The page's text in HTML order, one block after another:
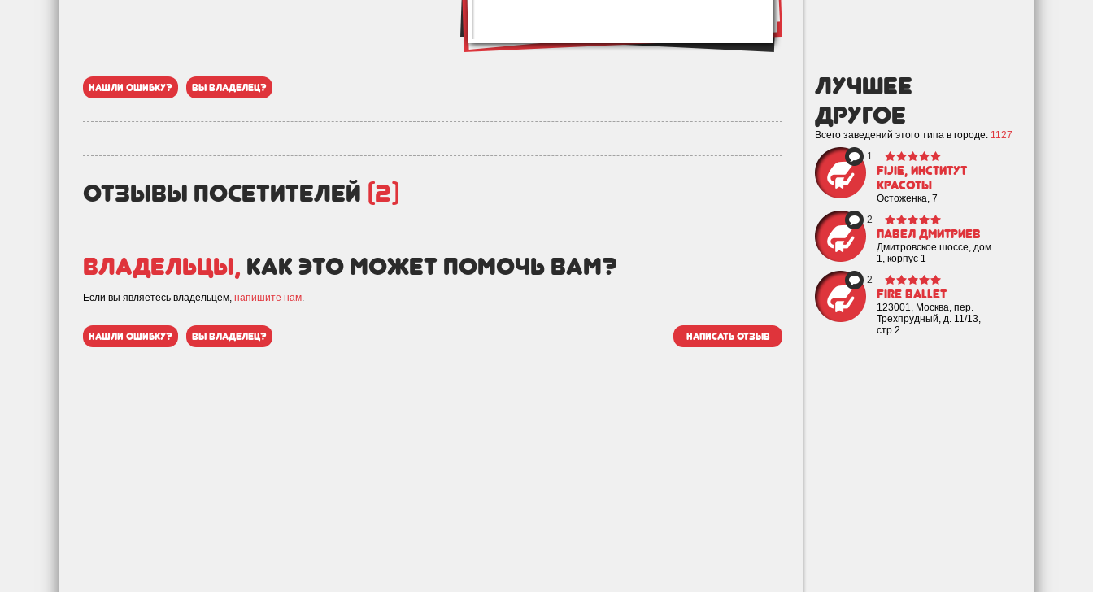
лучшее
Другое
Всего заведений этого типа в городе: 1127
1
Fijie, институт
красоты
Остоженка, 7
2
Павел Дмитриев
Дмитровское шоссе, дом
1, корпус 1
2
Fire Ballet
123001, Москва, пер.
Трехпрудный, д. 11/13,
стр.2
нашли ошибку? вы владелец?
отзывы посетителей (2)
Владельцы, как это может помочь вам?
Если вы являетесь владельцем, напишите нам.
нашли ошибку? вы владелец? написать отзыв